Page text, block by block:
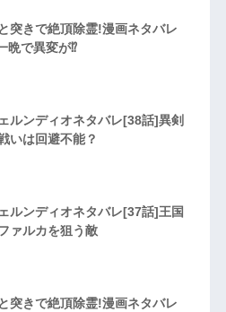
突きで絶頂除霊!漫画ネタバレ
晩で異変が⁉︎
ルンディオネタバレ[38話]異剣
いは回避不能？
ルンディオネタバレ[37話]王国
ァルカを狙う敵
突きで絶頂除霊!漫画ネタバレ